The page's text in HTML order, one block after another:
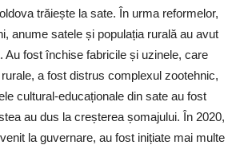
trăiește la sate. În urma reformelor,
anume satele și populația rurală au avut
Au fost închise fabricile și uzinele, care
a fost distrus complexul zootehnic,
cultural-educaționale din sate au fost
au dus la creșterea șomajului. În 2020,
la guvernare, au fost inițiate mai multe